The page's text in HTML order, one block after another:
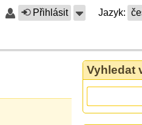
Přihlásit Jazyk:
Vyhledat